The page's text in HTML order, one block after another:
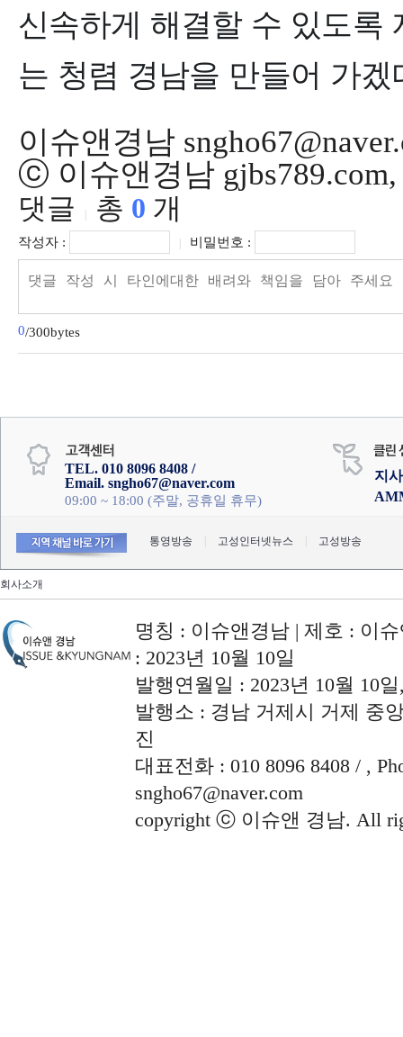
신속하게 해결할 수 있도록
는 청렴 경남을 만들어 가겠
이슈앤경남
ⓒ 이슈앤경남
댓글 총 0 개
작성자 : 비밀번호 :
0/300bytes
TEL. 010 8096 8408 /
Email. sngho67@naver.com
09:00 ~ 18:00 (주말, 공휴일 휴무)
지
통영방송 고성인터넷뉴스 고성방송
회사소개
명칭 : 이슈앤경남 | 제호 : 이
: 2023년 10월 10일
발행연월일 : 2023년 10월 10
발행소 : 경남 거제시 거제 중
진
대표전화 : 010 8096 8408 / ,
sngho67@naver.com
copyright ⓒ 이슈앤 경남. All